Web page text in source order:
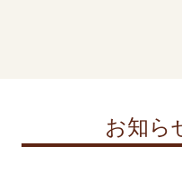
お知ら